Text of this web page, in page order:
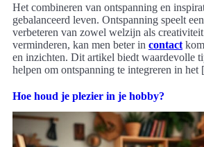
Het combineren van ontspanning en
gebalanceerd leven. Ontspanning speelt
verbeteren van zowel welzijn als
verminderen, kan men beter in contact
en inzichten. Dit artikel biedt waardevolle
helpen om ontspanning te integreren in
Hoe houd je plezier in je hobby?